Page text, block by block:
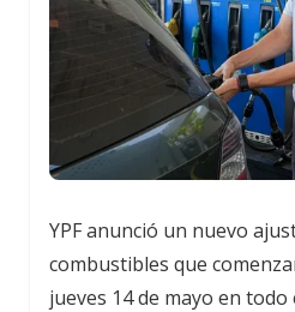
YPFanunció un nuevo
combustibles que
jueves 14 de mayo en todo